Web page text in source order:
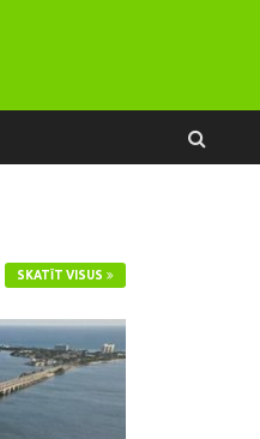
SKATĪT VISUS